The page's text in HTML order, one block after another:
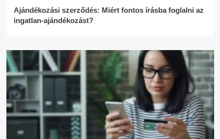
Ajándékozási szerződés: Miért fontos írásba foglalni az
ingatlan-ajándékozást?